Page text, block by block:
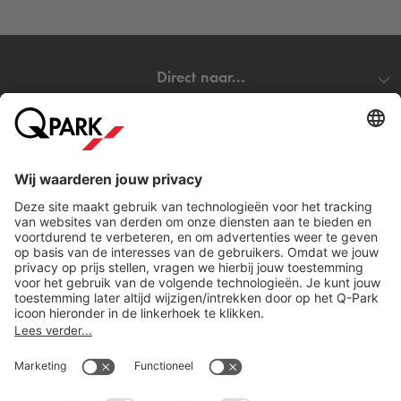
van een luxe hotelervaring met de rauwe energie van een
het IJ, je dag beginnen met een goede koffie van downstairs
café The Butcher Socail Club, en ’s avonds weer eindigen op
de dansvloer – of op je kamer, met je favoriete vinylplaat.
ervaring: energiek, muzikaal en inspirerend. Perfect voor
reizigers die Amsterdam willen beleven met ritme, stijl en een
dosis durf.
Verblijf je in het Sir Adam Hotel en wil je verzekerd zijn van
een parkeerplaats? Reserveer dan eenvoudig je
parkeerplaats bij Q-ParkNDSM. Wil je toch liever ergens
anders in Amsterdam parkeren? Bekijk dan ons complete
Direct naar...
Copyright